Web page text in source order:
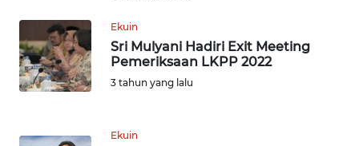
Ekuin
Sri Mulyani Hadiri Exit Meeting
Pemeriksaan LKPP 2022
3 tahun yang lalu
Ekuin
WN
KARO
SIMALUNGUN